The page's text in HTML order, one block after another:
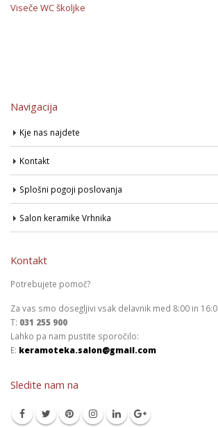
Viseče WC školjke
Navigacija
Kje nas najdete
Kontakt
Splošni pogoji poslovanja
Salon keramike Vrhnika
Kontakt
Potrebujete pomoč?
Za vas smo dosegljivi vsak delavnik med 8:00 in
T: 031 255 900
Lahko pa nam pustite sporočilo:
E: keramoteka.salon@gmail.com
Sledite nam na